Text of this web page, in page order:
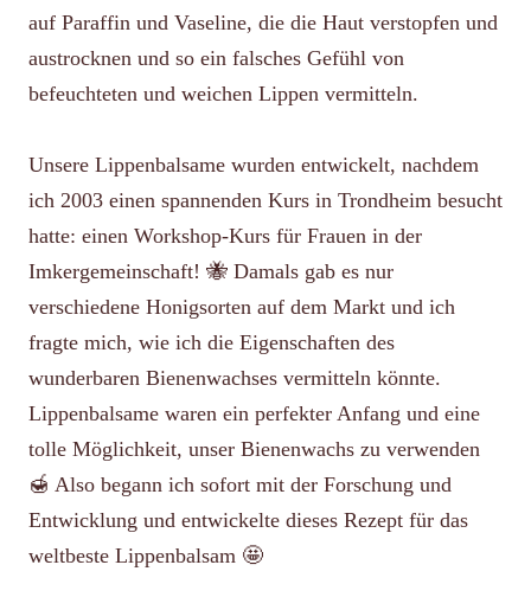
auf Paraffin und Vaseline, die die Haut verstopfen und
austrocknen und so ein falsches Gefühl von
befeuchteten und weichen Lippen vermitteln.
Unsere Lippenbalsame wurden entwickelt, nachdem
ich 2003 einen spannenden Kurs in Trondheim besucht
hatte: einen Workshop-Kurs für Frauen in der
Imkergemeinschaft! 🐝 Damals gab es nur
verschiedene Honigsorten auf dem Markt und ich
fragte mich, wie ich die Eigenschaften des
wunderbaren Bienenwachses vermitteln könnte.
Lippenbalsame waren ein perfekter Anfang und eine
tolle Möglichkeit, unser Bienenwachs zu verwenden
🍯 Also begann ich sofort mit der Forschung und
Entwicklung und entwickelte dieses Rezept für das
weltbeste Lippenbalsam 🤩